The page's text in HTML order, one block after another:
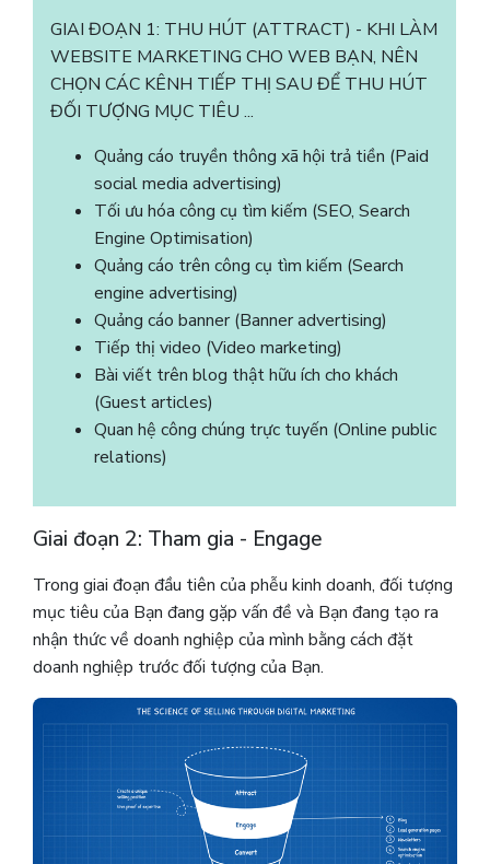
GIAI ĐOẠN 1: THU HÚT (ATTRACT) - KHI LÀM
WEBSITE MARKETING CHO WEB BẠN, NÊN
CHỌN CÁC KÊNH TIẾP THỊ SAU ĐỂ THU HÚT
ĐỐI TƯỢNG MỤC TIÊU ...
Quảng cáo truyền thông xã hội trả tiền (Paid
social media advertising)
Tối ưu hóa công cụ tìm kiếm (SEO, Search
Engine Optimisation)
Quảng cáo trên công cụ tìm kiếm (Search
engine advertising)
Quảng cáo banner (Banner advertising)
Tiếp thị video (Video marketing)
Bài viết trên blog thật hữu ích cho khách
(Guest articles)
Quan hệ công chúng trực tuyến (Online public
relations)
Giai đoạn 2: Tham gia - Engage
Trong giai đoạn đầu tiên của phễu kinh doanh, đối tượng
mục tiêu của Bạn đang gặp vấn đề và Bạn đang tạo ra
nhận thức về doanh nghiệp của mình bằng cách đặt
doanh nghiệp trước đối tượng của Bạn.